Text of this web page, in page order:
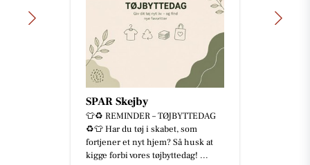
SPAR Skejby
👕♻️ REMINDER – TØJBYTTEDAG
♻️👕 Har du tøj i skabet, som
fortjener et nyt hjem? Så husk at
kigge forbi vores tøjbyttedag! ...